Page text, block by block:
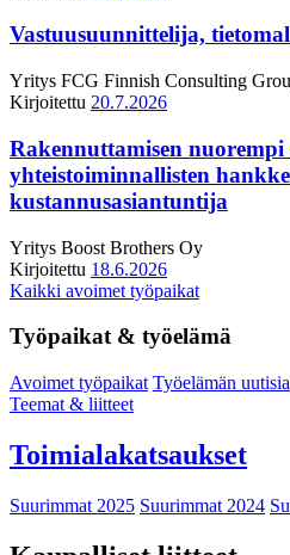
Vastuusuunnittelija,
Yritys FCG Finnish Consulting
Kirjoitettu 20.7.2026
Rakennuttamisen
yhteistoiminnallisten
kustannusasiantuntija
Yritys Boost Brothers Oy
Kirjoitettu 18.6.2026
Kaikki avoimet työpaikat
Työpaikat & työelämä
Avoimet työpaikat Työelämän uutisia
Teemat & liitteet
Toimialakatsaukset
Suurimmat 2025 Suurimmat 2024